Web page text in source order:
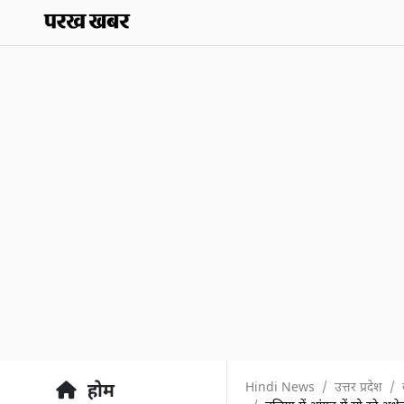
होम
Hindi News उत्तर प्रदेश